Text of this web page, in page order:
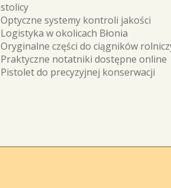
stolicy
Optyczne systemy kontroli jakości
Logistyka w okolicach Błonia
Oryginalne części do ciągników
Praktyczne notatniki dostępne online
Pistolet do precyzyjnej konserwacji